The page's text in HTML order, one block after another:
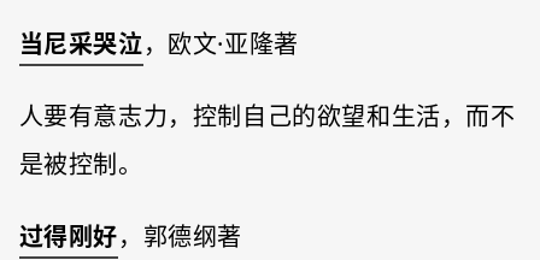
当尼采哭泣，欧文·亚隆著
人要有意志力，控制自己的欲望和生活，而不
是被控制。
过得刚好，郭德纲著